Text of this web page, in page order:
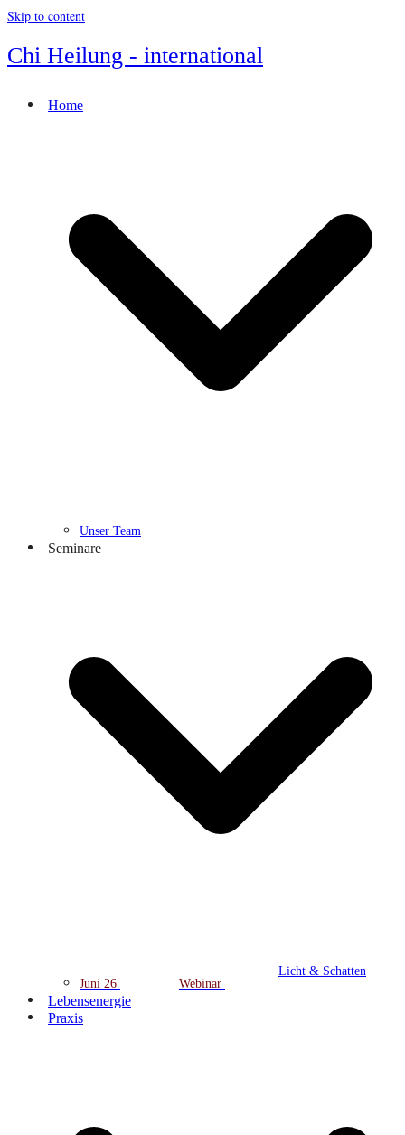
Skip to content
Chi Heilung - international
Home
Unser Team
Seminare
Juni 26 Webinar
Licht & Schatten
Lebensenergie
Praxis